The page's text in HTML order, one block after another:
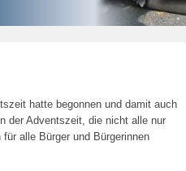
hatte begonnen und damit auch
der Adventszeit, die nicht alle nur
alle Bürger und Bürgerinnen